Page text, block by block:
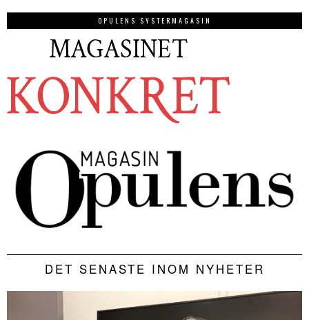
OPULENS SYSTERMAGASIN
DET SENASTE INOM NYHETER